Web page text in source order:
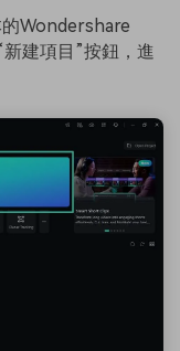
Wondershare
建項目”按鈕，進